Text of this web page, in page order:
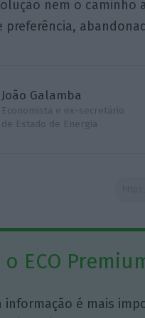
nem o caminho
João Galamba
Economista e ex-secretário
de Estado de Energia
ECO
informação é mais